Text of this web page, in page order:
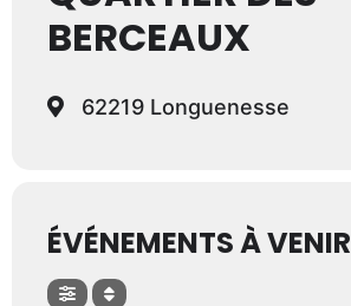
BERCEAUX
62219 Longuenesse
ÉVÉNEMENTS À VENIR